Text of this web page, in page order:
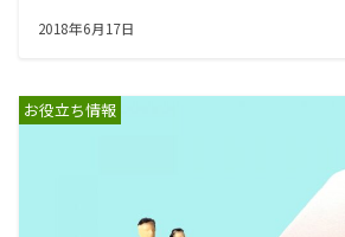
2018年6月17日
お役立ち情報